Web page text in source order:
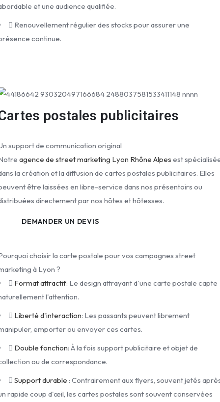
et une audience qualifiée.
Renouvellement régulier des stocks pour assurer une
continue.
postales publicitaires
support de communication original
agence de street marketing Lyon Rhône Alpes est
la création et la diffusion de cartes postales publicitaires. Elles
être laissées en libre-service dans nos présentoirs ou
directement par nos hôtes et hôtesses.
DEMANDER UN DEVIS
choisir la carte postale pour vos campagnes street
à Lyon ?
Format attractif: Le design attrayant d'une carte postale capte
l'attention.
Liberté d'interaction: Les passants peuvent librement
emporter ou envoyer ces cartes.
Double fonction: À la fois support publicitaire et objet de
ou de correspondance.
Support durable : Contrairement aux flyers, souvent jetés
rapide coup d'œil, les cartes postales sont souvent conservées